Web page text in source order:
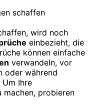
wird noch
einbezieht, die
können einfache
verwandeln, vor
oder während
Ihre
machen, probieren